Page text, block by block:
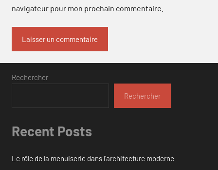
navigateur pour mon prochain commentaire.
Rechercher
Rechercher
Recent Posts
Le rôle de la menuiserie dans l’architecture moderne